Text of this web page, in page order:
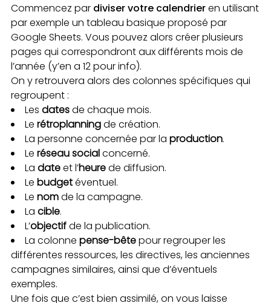
Commencez par diviser votre calendrieren utilisant
par exemple un tableau basique proposé par
Google Sheets. Vous pouvez alors créer plusieurs
pages qui correspondront aux différents mois de
l’année (y’en a 12 pour info).
On y retrouvera alors des colonnes spécifiques qui
regroupent :
Les datesde chaque mois.
Le rétroplanningde création.
La personne concernée par la production.
Le réseau socialconcerné.
La dateet l’heurede diffusion.
Le budgetéventuel.
Le nomde la campagne.
La cible.
L’objectifde la publication.
La colonne pense-bêtepour regrouper les
différentes ressources, les directives, les anciennes
campagnes similaires, ainsi que d’éventuels
exemples.
Une fois que c’est bien assimilé, on vous laisse